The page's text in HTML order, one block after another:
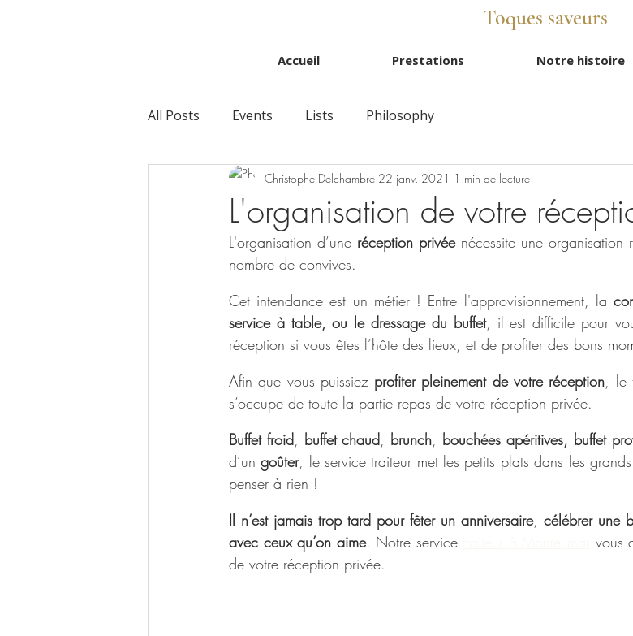
Toques saveurs
Accueil Prestations Notre histoire
All Posts Events Lists Philosophy
L'organisation de votre
Christophe Delchambre 22 janv. 2021 1 min de lecture
L'organisation d’une réception privée nécessite une organisation
nombre de convives.
Cet intendance est un métier ! Entre l'approvisionnement, la
service à table, ou le dressage du buffet, il est difficile pour
réception si vous êtes l’hôte des lieux, et de profiter des bons
Afin que vous puissiez profiter pleinement de votre réception, le
s’occupe de toute la partie repas de votre réception privée.
Buffet froid, buffet chaud, brunch, bouchées apéritives, buffet
d’un goûter, le service traiteur met les petits plats dans les
penser à rien !
Il n’est jamais trop tard pour fêter un anniversaire, célébrer une
avec ceux qu’on aime. Notre service
vous
de votre réception privée.